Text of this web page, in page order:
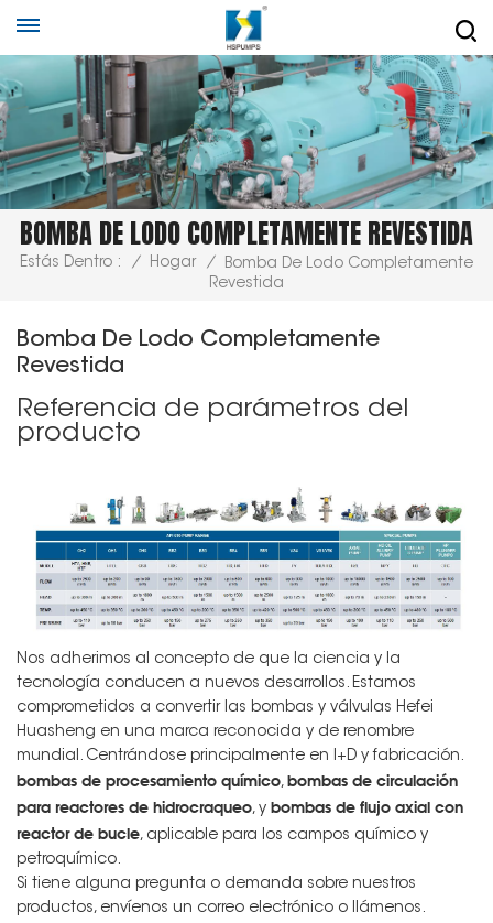
BOMBA DE LODO COMPLETAMENTE REVESTIDA
Estás Dentro : / Hogar /
Bomba De Lodo Completamente
Revestida
Bomba De Lodo Completamente
Revestida
Referencia de parámetros del
producto
Nos adherimos al concepto de que la ciencia y la
tecnología conducen a nuevos desarrollos. Estamos
comprometidos a convertir las bombas y válvulas Hefei
Huasheng en una marca reconocida y de renombre
mundial. Centrándose principalmente en I+D y fabricación.
bombas de procesamiento químico, bombas de circulación
para reactores de hidrocraqueo, y bombas de flujo axial con
reactor de bucle, aplicable para los campos químico y
petroquímico.
Si tiene alguna pregunta o demanda sobre nuestros
productos, envíenos un correo electrónico o llámenos.